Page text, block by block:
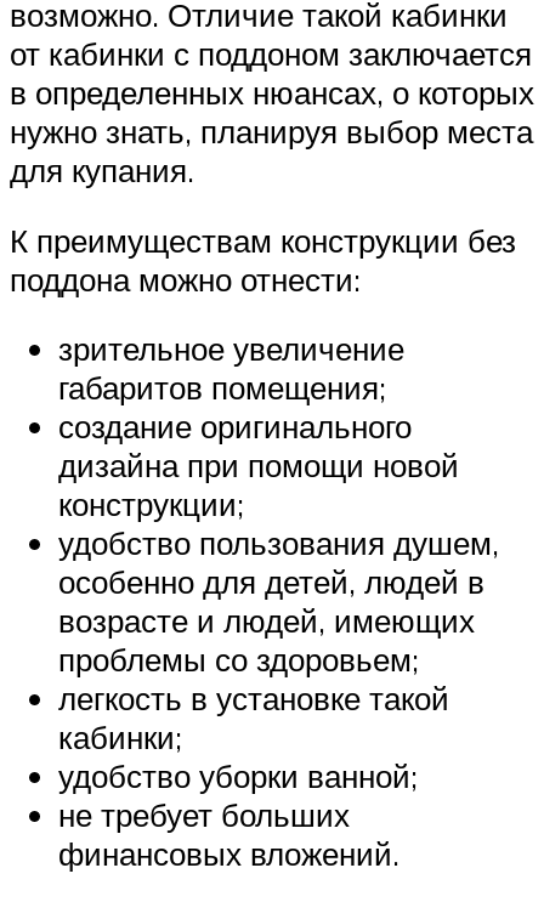
возможно. Отличие такой кабинки
от кабинки с поддоном заключается
в определенных нюансах, о которых
нужно знать, планируя выбор места
для купания.
К преимуществам конструкции без
поддона можно отнести:
зрительное увеличение
габаритов помещения;
создание оригинального
дизайна при помощи новой
конструкции;
удобство пользования душем,
особенно для детей, людей в
возрасте и людей, имеющих
проблемы со здоровьем;
легкость в установке такой
кабинки;
удобство уборки ванной;
не требует больших
финансовых вложений.